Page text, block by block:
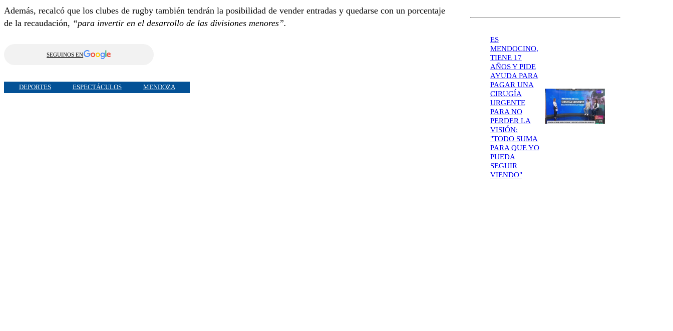
Además, recalcó que los clubes de rugby también tendrán la posibilidad de vender entradas y quedarse con un porcentaje
de la recaudación, “para invertir en el desarrollo de las divisiones menores”.
SEGUINOS EN
DEPORTES ESPECTÁCULOS MENDOZA
ES
MENDOCINO,
TIENE 17
AÑOS Y PIDE
AYUDA PARA
PAGAR UNA
CIRUGÍA
URGENTE
PARA NO
PERDER LA
VISIÓN:
"TODO SUMA
PARA QUE YO
PUEDA
SEGUIR
VIENDO"